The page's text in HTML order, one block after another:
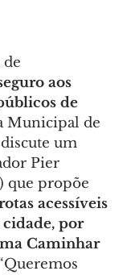
aos
de
Municipal de
um
Pier
que propõe
acessíveis
cidade, por
Caminhar